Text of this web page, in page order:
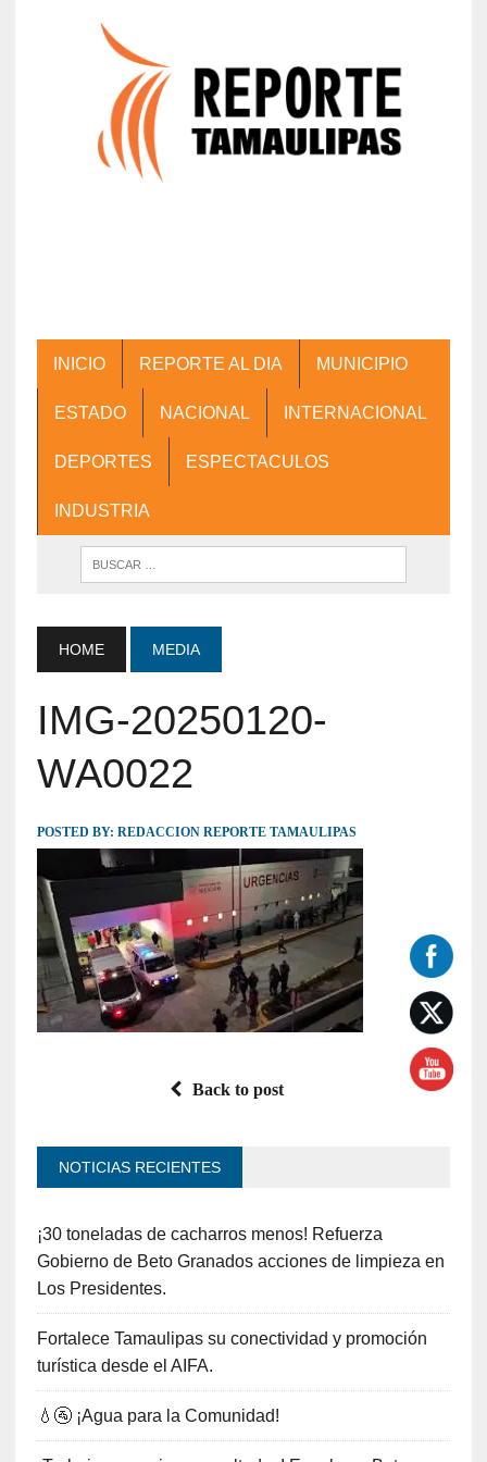
INICIO REPORTE AL DIA MUNICIPIO
ESTADO NACIONAL INTERNACIONAL
DEPORTES ESPECTACULOS
INDUSTRIA
HOME MEDIA
IMG-20250120-
WA0022
POSTED BY: REDACCION REPORTE TAMAULIPAS
Back to post
NOTICIAS RECIENTES
¡30 toneladas de cacharros menos! Refuerza
Gobierno de Beto Granados acciones de limpieza en
Los Presidentes.
Fortalece Tamaulipas su conectividad y promoción
turística desde el AIFA.
💧🚰 ¡Agua para la Comunidad!